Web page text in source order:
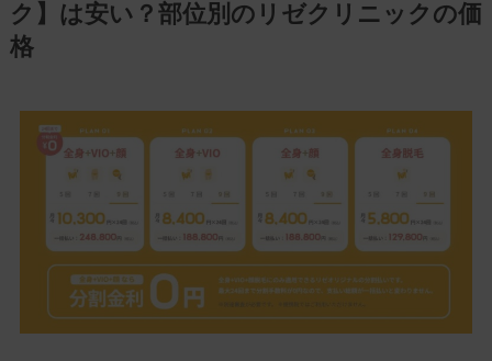
ク】は安い？部位別のリゼクリニックの価
格